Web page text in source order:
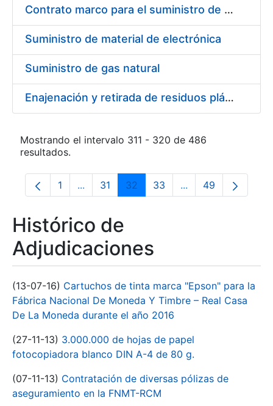
Contrato marco para el suministro de material de filtración
Suministro de material de electrónica
Suministro de gas natural
Enajenación y retirada de residuos plásticos durante 2016
Mostrando el intervalo 311 - 320 de 486
resultados.
Página
1 ...Páginas intermedias Use TAB para
Página
31 Página
32 Página
33 ...PáginasPágina
49
Histórico de
Adjudicaciones
(13-07-16) Cartuchos de tinta marca "Epson" para la
Fábrica Nacional De Moneda Y Timbre – Real Casa
De La Moneda durante el año 2016
(27-11-13) 3.000.000 de hojas de papel
fotocopiadora blanco DIN A-4 de 80 g.
(07-11-13) Contratación de diversas pólizas de
aseguramiento en la FNMT-RCM